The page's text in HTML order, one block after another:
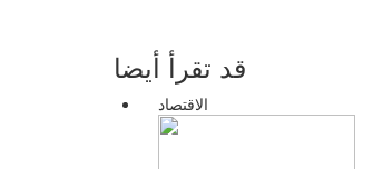
قد تقرأ أيضا
الاقتصاد